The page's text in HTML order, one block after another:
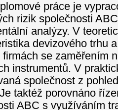
práce je
rizik společnosti
analýzy. V
devizového trhu
firmách se zaměřením
instrumentů. V
společnost z
taktéž porovnáno
ABC s využíváním